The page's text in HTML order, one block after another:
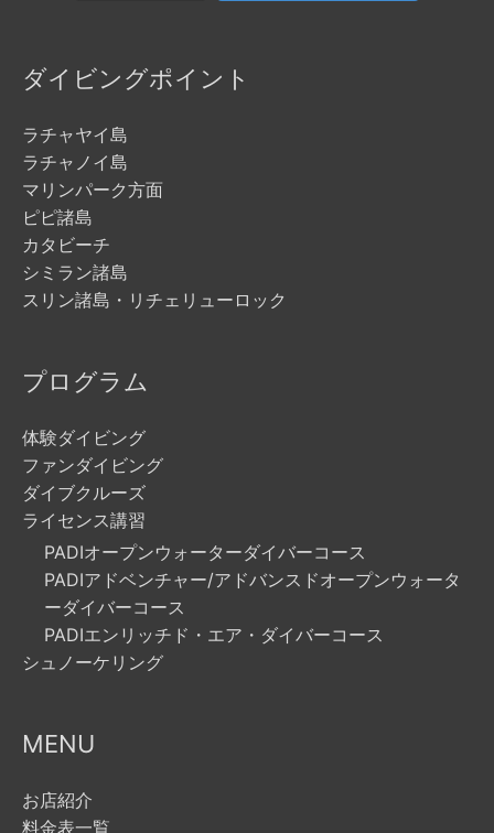
ダイビングポイント
ラチャヤイ島
ラチャノイ島
マリンパーク方面
ピピ諸島
カタビーチ
シミラン諸島
スリン諸島・リチェリューロック
プログラム
体験ダイビング
ファンダイビング
ダイブクルーズ
ライセンス講習
PADIオープンウォーターダイバーコース
PADIアドベンチャー/アドバンスドオープンウォータ
ーダイバーコース
PADIエンリッチド・エア・ダイバーコース
シュノーケリング
MENU
お店紹介
料金表一覧